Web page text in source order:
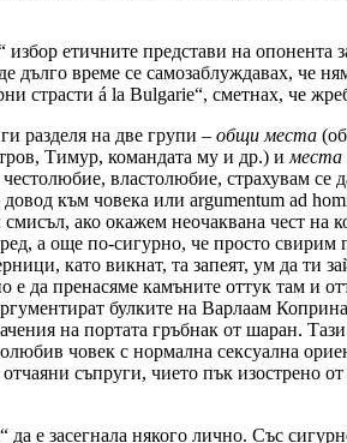
етичните представи на опонента
дълго време се самозаблуждавах, че
страсти á la Bulgarie“, сметнах, че
разделя на две групи – общи места
Тимур, командата му и др.) и места
властолюбие, страхувам се
към човека или argumentum ad
ако окажем неочаквана чест на
а още по-сигурно, че просто свирим
като викнат, та запеят, ум да ти
да пренасяме камъните оттук там и
булките на Варлаам
на портата гръбнак от шаран.
човек с нормална сексуална
съпруги, чието пък изострено
е засегнала някого лично. Със